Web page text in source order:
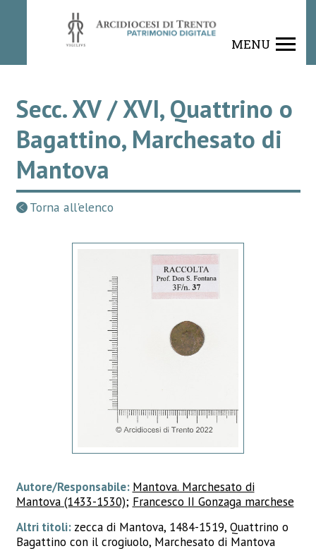
MENU
Secc. XV / XVI, Quattrino o
Bagattino, Marchesato di
Mantova
Torna all'elenco
Autore/Responsabile: Mantova. Marchesato di
Mantova (1433-1530); Francesco II Gonzaga marchese
Altri titoli: zecca di Mantova, 1484-1519, Quattrino o
Bagattino con il crogiuolo, Marchesato di Mantova